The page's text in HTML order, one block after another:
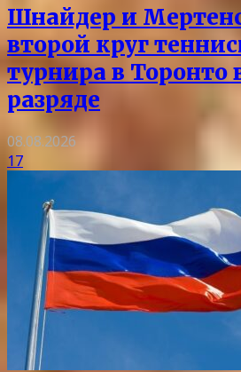
Шнайдер и
второй круг
турнира в Торонто
разряде
08.08.2026
17